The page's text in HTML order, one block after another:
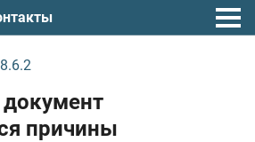
причины